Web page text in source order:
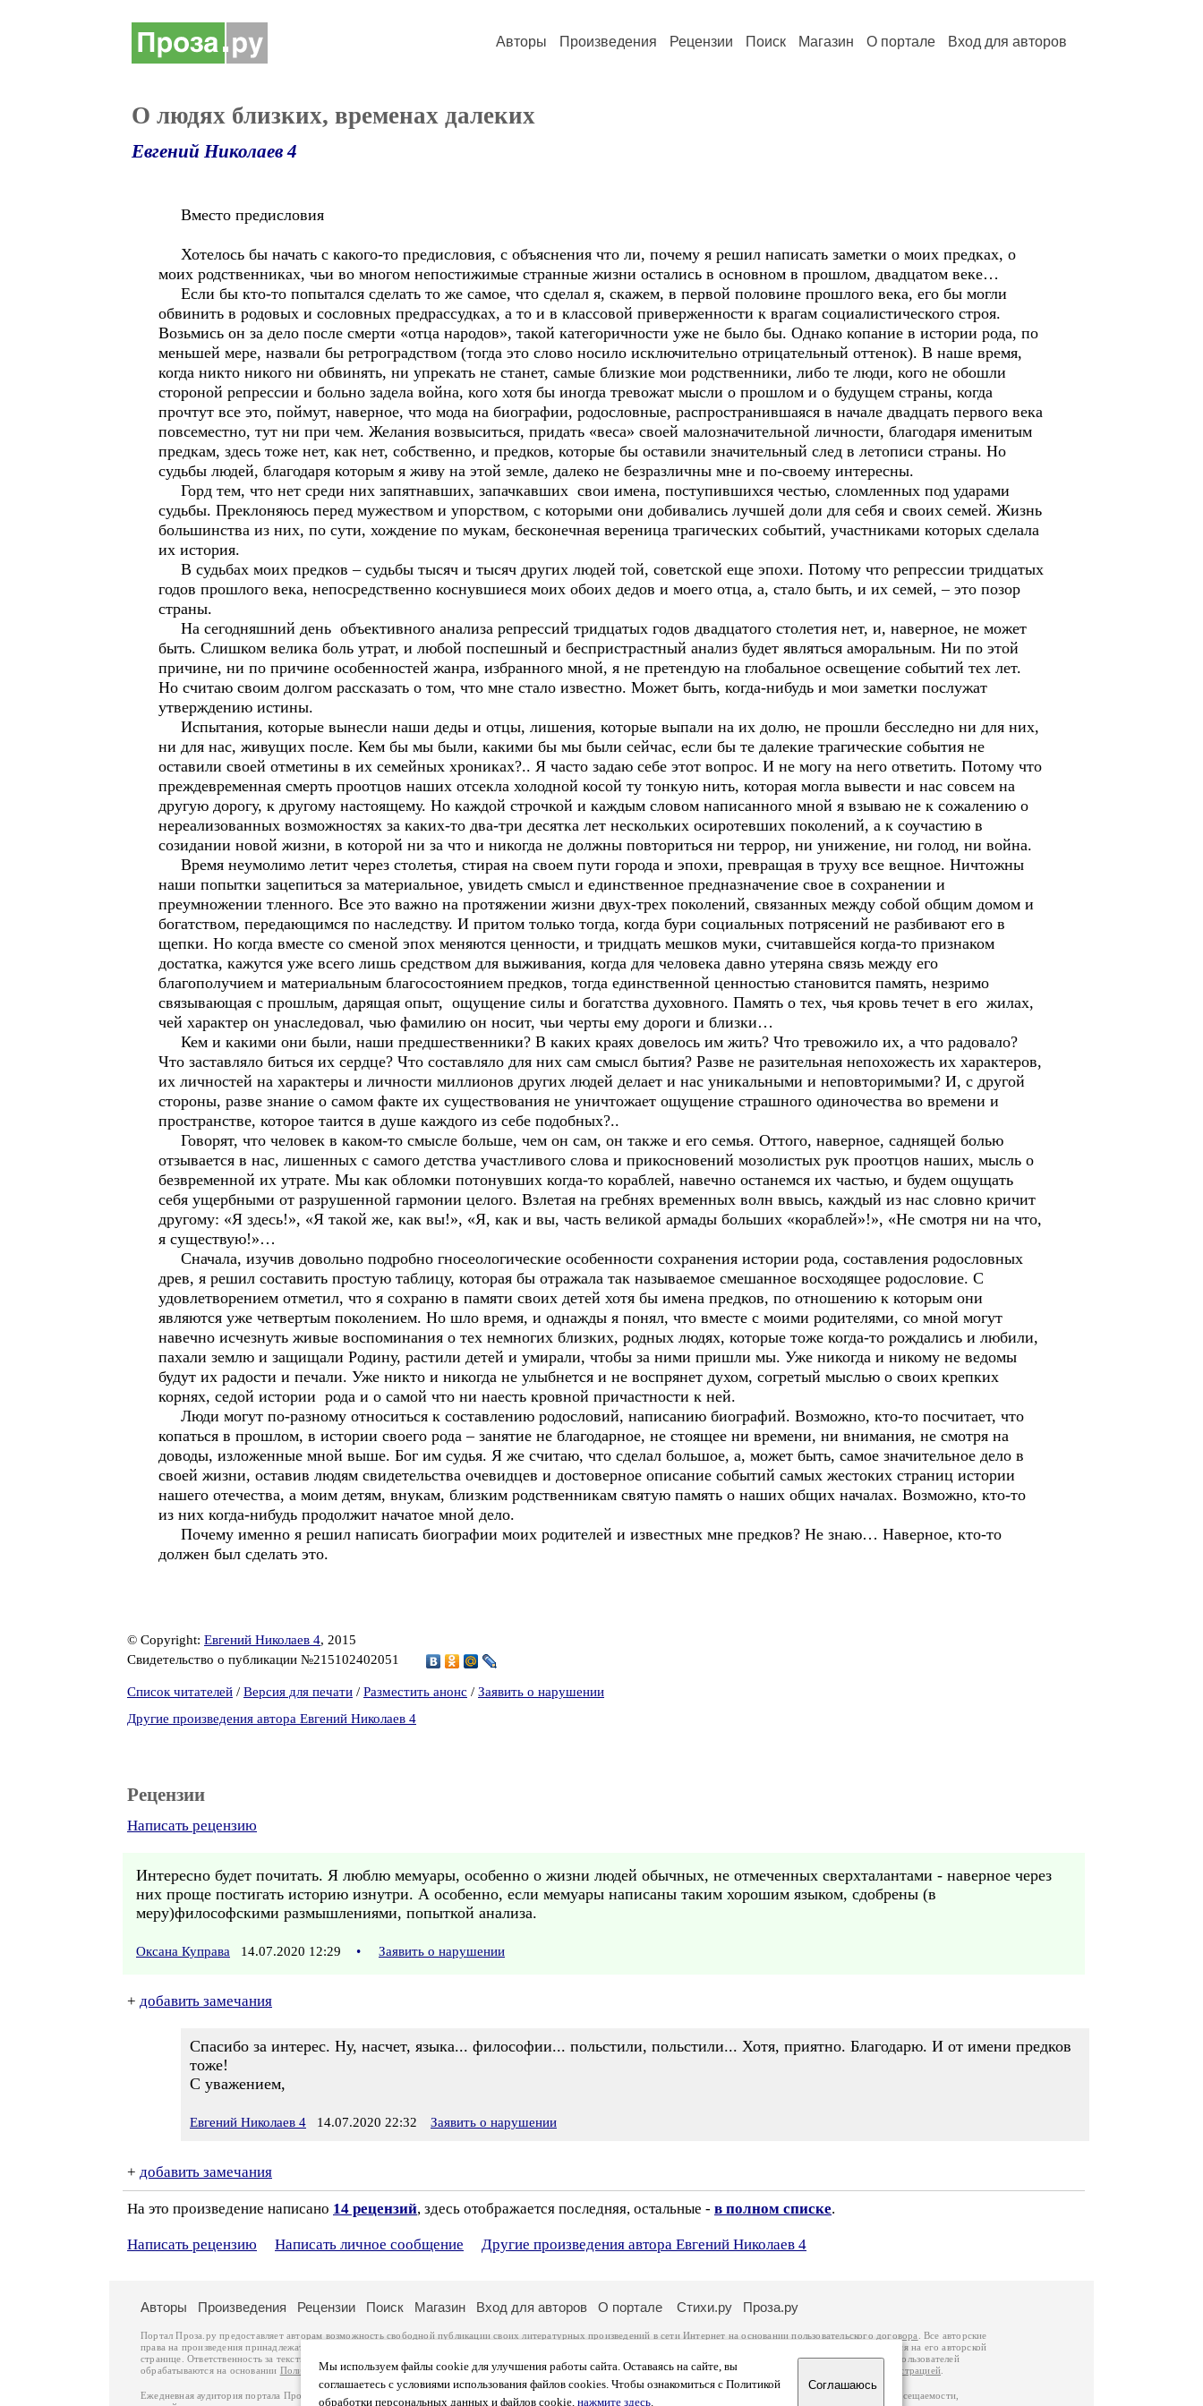
Авторы Произведения Рецензии Поиск Магазин О портале Вход для авторов
О людях близких, временах далеких
Евгений Николаев 4
Вместо предисловия
Хотелось бы начать с какого-то предисловия, с объяснения что ли, почему я решил написать заметки о моих предках, о
моих родственниках, чьи во многом непостижимые странные жизни остались в основном в прошлом, двадцатом веке…
Если бы кто-то попытался сделать то же самое, что сделал я, скажем, в первой половине прошлого века, его бы могли
обвинить в родовых и сословных предрассудках, а то и в классовой приверженности к врагам социалистического строя.
Возьмись он за дело после смерти «отца народов», такой категоричности уже не было бы. Однако копание в истории рода, по
меньшей мере, назвали бы ретроградством (тогда это слово носило исключительно отрицательный оттенок). В наше время,
когда никто никого ни обвинять, ни упрекать не станет, самые близкие мои родственники, либо те люди, кого не обошли
стороной репрессии и больно задела война, кого хотя бы иногда тревожат мысли о прошлом и о будущем страны, когда
прочтут все это, поймут, наверное, что мода на биографии, родословные, распространившаяся в начале двадцать первого века
повсеместно, тут ни при чем. Желания возвыситься, придать «веса» своей малозначительной личности, благодаря именитым
предкам, здесь тоже нет, как нет, собственно, и предков, которые бы оставили значительный след в летописи страны. Но
судьбы людей, благодаря которым я живу на этой земле, далеко не безразличны мне и по-своему интересны.
Горд тем, что нет среди них запятнавших, запачкавших свои имена, поступившихся честью, сломленных под ударами
судьбы. Преклоняюсь перед мужеством и упорством, с которыми они добивались лучшей доли для себя и своих семей. Жизнь
большинства из них, по сути, хождение по мукам, бесконечная вереница трагических событий, участниками которых сделала
их история.
В судьбах моих предков – судьбы тысяч и тысяч других людей той, советской еще эпохи. Потому что репрессии тридцатых
годов прошлого века, непосредственно коснувшиеся моих обоих дедов и моего отца, а, стало быть, и их семей, – это позор
страны.
На сегодняшний день объективного анализа репрессий тридцатых годов двадцатого столетия нет, и, наверное, не может
быть. Слишком велика боль утрат, и любой поспешный и беспристрастный анализ будет являться аморальным. Ни по этой
причине, ни по причине особенностей жанра, избранного мной, я не претендую на глобальное освещение событий тех лет.
Но считаю своим долгом рассказать о том, что мне стало известно. Может быть, когда-нибудь и мои заметки послужат
утверждению истины.
Испытания, которые вынесли наши деды и отцы, лишения, которые выпали на их долю, не прошли бесследно ни для них,
ни для нас, живущих после. Кем бы мы были, какими бы мы были сейчас, если бы те далекие трагические события не
оставили своей отметины в их семейных хрониках?.. Я часто задаю себе этот вопрос. И не могу на него ответить. Потому что
преждевременная смерть проотцов наших отсекла холодной косой ту тонкую нить, которая могла вывести и нас совсем на
другую дорогу, к другому настоящему. Но каждой строчкой и каждым словом написанного мной я взываю не к сожалению о
нереализованных возможностях за каких-то два-три десятка лет нескольких осиротевших поколений, а к соучастию в
созидании новой жизни, в которой ни за что и никогда не должны повториться ни террор, ни унижение, ни голод, ни война.
Время неумолимо летит через столетья, стирая на своем пути города и эпохи, превращая в труху все вещное. Ничтожны
наши попытки зацепиться за материальное, увидеть смысл и единственное предназначение свое в сохранении и
преумножении тленного. Все это важно на протяжении жизни двух-трех поколений, связанных между собой общим домом и
богатством, передающимся по наследству. И притом только тогда, когда бури социальных потрясений не разбивают его в
щепки. Но когда вместе со сменой эпох меняются ценности, и тридцать мешков муки, считавшейся когда-то признаком
достатка, кажутся уже всего лишь средством для выживания, когда для человека давно утеряна связь между его
благополучием и материальным благосостоянием предков, тогда единственной ценностью становится память, незримо
связывающая с прошлым, дарящая опыт, ощущение силы и богатства духовного. Память о тех, чья кровь течет в его жилах,
чей характер он унаследовал, чью фамилию он носит, чьи черты ему дороги и близки…
Кем и какими они были, наши предшественники? В каких краях довелось им жить? Что тревожило их, а что радовало?
Что заставляло биться их сердце? Что составляло для них сам смысл бытия? Разве не разительная непохожесть их характеров,
их личностей на характеры и личности миллионов других людей делает и нас уникальными и неповторимыми? И, с другой
стороны, разве знание о самом факте их существования не уничтожает ощущение страшного одиночества во времени и
пространстве, которое таится в душе каждого из себе подобных?..
Говорят, что человек в каком-то смысле больше, чем он сам, он также и его семья. Оттого, наверное, саднящей болью
отзывается в нас, лишенных с самого детства участливого слова и прикосновений мозолистых рук проотцов наших, мысль о
безвременной их утрате. Мы как обломки потонувших когда-то кораблей, навечно останемся их частью, и будем ощущать
себя ущербными от разрушенной гармонии целого. Взлетая на гребнях временных волн ввысь, каждый из нас словно кричит
другому: «Я здесь!», «Я такой же, как вы!», «Я, как и вы, часть великой армады больших «кораблей»!», «Не смотря ни на что,
я существую!»…
Сначала, изучив довольно подробно гносеологические особенности сохранения истории рода, составления родословных
древ, я решил составить простую таблицу, которая бы отражала так называемое смешанное восходящее родословие. С
удовлетворением отметил, что я сохраню в памяти своих детей хотя бы имена предков, по отношению к которым они
являются уже четвертым поколением. Но шло время, и однажды я понял, что вместе с моими родителями, со мной могут
навечно исчезнуть живые воспоминания о тех немногих близких, родных людях, которые тоже когда-то рождались и любили,
пахали землю и защищали Родину, растили детей и умирали, чтобы за ними пришли мы. Уже никогда и никому не ведомы
будут их радости и печали. Уже никто и никогда не улыбнется и не воспрянет духом, согретый мыслью о своих крепких
корнях, седой истории рода и о самой что ни наесть кровной причастности к ней.
Люди могут по-разному относиться к составлению родословий, написанию биографий. Возможно, кто-то посчитает, что
копаться в прошлом, в истории своего рода – занятие не благодарное, не стоящее ни времени, ни внимания, не смотря на
доводы, изложенные мной выше. Бог им судья. Я же считаю, что сделал большое, а, может быть, самое значительное дело в
своей жизни, оставив людям свидетельства очевидцев и достоверное описание событий самых жестоких страниц истории
нашего отечества, а моим детям, внукам, близким родственникам святую память о наших общих началах. Возможно, кто-то
из них когда-нибудь продолжит начатое мной дело.
Почему именно я решил написать биографии моих родителей и известных мне предков? Не знаю… Наверное, кто-то
должен был сделать это.
© Copyright: Евгений Николаев 4, 2015
Свидетельство о публикации №215102402051
Список читателей / Версия для печати / Разместить анонс / Заявить о нарушении
Другие произведения автора Евгений Николаев 4
Рецензии
Написать рецензию
Интересно будет почитать. Я люблю мемуары, особенно о жизни людей обычных, не отмеченных сверхталантами - наверное через
них проще постигать историю изнутри. А особенно, если мемуары написаны таким хорошим языком, сдобрены (в
меру)философскими размышлениями, попыткой анализа.
Оксана Куправа 14.07.2020 12:29 • Заявить о нарушении
+ добавить замечания
Спасибо за интерес. Ну, насчет, языка... философии... польстили, польстили... Хотя, приятно. Благодарю. И от имени предков
тоже!
С уважением,
Евгений Николаев 4 14.07.2020 22:32 Заявить о нарушении
+ добавить замечания
На это произведение написано 14 рецензий, здесь отображается последняя, остальные - в полном списке.
Написать рецензию Написать личное сообщение Другие произведения автора Евгений Николаев 4
Мы используем файлы cookie для улучшения работы сайта. Оставаясь на сайте, вы
соглашаетесь с условиями использования файлов cookies. Чтобы ознакомиться с Политикой
обработки персональных данных и файлов cookie, нажмите здесь.
Соглашаюсь
Авторы Произведения Рецензии Поиск Магазин Вход для авторов О портале Стихи.ру Проза.ру
Портал Проза.ру предоставляет авторам возможность свободной публикации своих литературных произведений в сети Интернет на основаниипользовательского договора
. Все авторские
права на произведения принадлежат авторам и охраняются
. Перепечатка произведений возможна только с согласия его автора, к которому вы можете обратиться на его авторской
странице. Ответственность за тексты произведений авторы несут самостоятельно на основании
законодательства Российской Федерации. Данные пользователей
обрабатываются на основании Политики обработки персональных данных. Вы также можете посмотреть более подробнуюинформацию о портале связаться с администрацией
Ежедневная аудитория портала Проза.ру – порядка 100 тысяч посетителей, которые в общей сумме просматривают более полумиллиона страниц по данным счетчика посещаемости,